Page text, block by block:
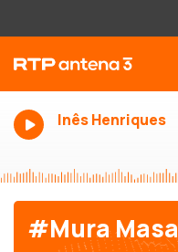
Inês Henriques
#Mura Masa